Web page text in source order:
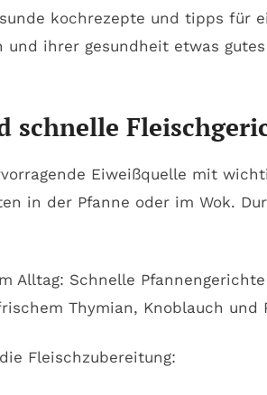
schnelle
Eiweißquelle mit
in der Pfanne oder im Wok.
Alltag: Schnelle
Thymian, Knoblauch
Fleischzubereitung: